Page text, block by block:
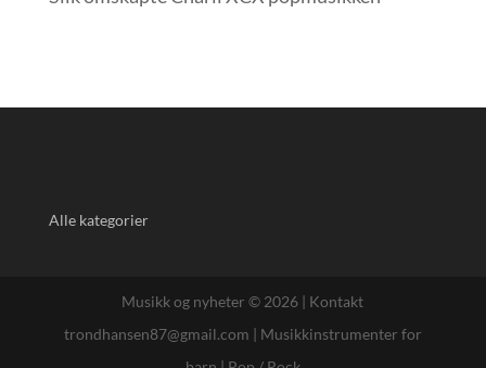
Alle kategorier
Musikk og nyheter © 2026 | Kontakt
trondhansen87@gmail.com | Musikkinstrumenter for